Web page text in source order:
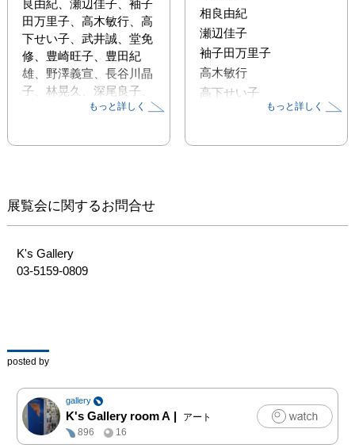
良由紀、瀬辺佳子、袖子
田万里子、高木敏行、高
下せい子、武井誠、堂免
修、豊崎旺子、豊田紀
雄、野澤義宣、長谷川晶
子、林晃久、深尾良子、
藤澤紀子、本間孝江、望
薫、矢萩祐弥、米倉泉、
もっと詳しく
相良由紀
瀬辺佳子
袖子田万里子
高木敏行
高下せい子
もっと詳しく
展覧会に関するお問合せ
K's Gallery
03-5159-0809
posted by
gallery
K's Gallery room A |
アート
896
16